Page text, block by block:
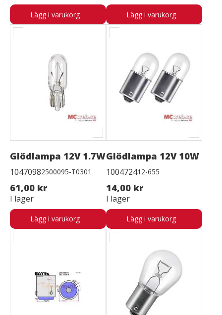
Lägg i varukorg Lägg i varukorg
Glödlampa 12V 1.7W
10470982500095-T0301
61,00 kr
I lager
Lägg i varukorg
Glödlampa 12V 10W
100472412-655
14,00 kr
I lager
Lägg i varukorg